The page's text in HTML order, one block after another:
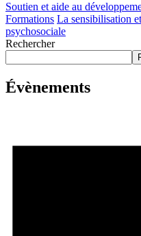
Soutien et aide au
Formations La sensibilisation
psychosociale
Rechercher
Évènements